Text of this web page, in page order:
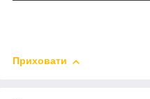
Приховати